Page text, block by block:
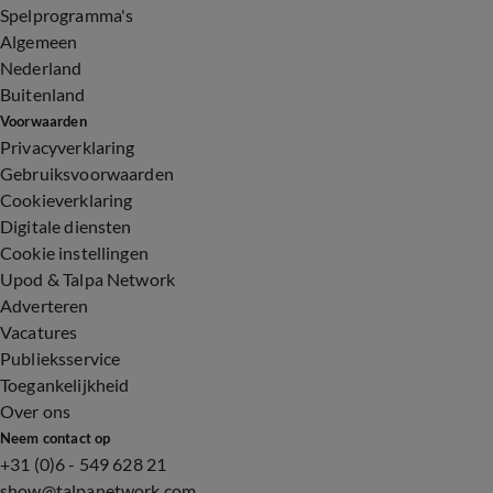
Spelprogramma's
Algemeen
Nederland
Buitenland
Voorwaarden
Privacyverklaring
Gebruiksvoorwaarden
Cookieverklaring
Digitale diensten
Cookie instellingen
Upod & Talpa Network
Adverteren
Vacatures
Publieksservice
Toegankelijkheid
Over ons
Neem contact op
+31 (0)6 - 549 628 21